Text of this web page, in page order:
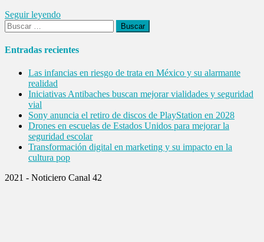
Seguir leyendo
Buscar:
Entradas recientes
Las infancias en riesgo de trata en México y su alarmante
realidad
Iniciativas Antibaches buscan mejorar vialidades y seguridad
vial
Sony anuncia el retiro de discos de PlayStation en 2028
Drones en escuelas de Estados Unidos para mejorar la
seguridad escolar
Transformación digital en marketing y su impacto en la
cultura pop
2021 - Noticiero Canal 42